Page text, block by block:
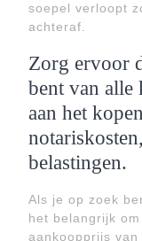
soepel verloopt
achteraf.
Zorg ervoor
bent van alle
aan het
belastingen.
Als je op zoek
het belangrijk
aankoopprijs